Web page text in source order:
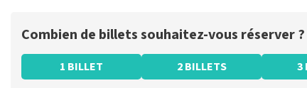
Combien de billets souhaitez-vous réserver ?
1 BILLET 2 BILLETS 3